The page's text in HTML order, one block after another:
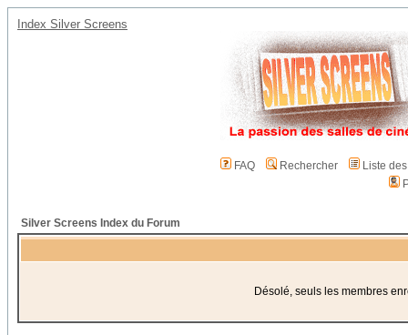
Index Silver Screens
FAQ Rechercher
Liste
Silver Screens Index du Forum
Désolé, seuls les membres